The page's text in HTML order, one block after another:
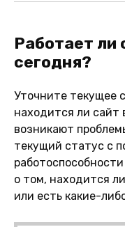
Работает ли сайт selectxxx.com
сегодня?
Уточните текущее
находится ли сайт
возникают
текущий статус с
о том, находится
или есть какие-